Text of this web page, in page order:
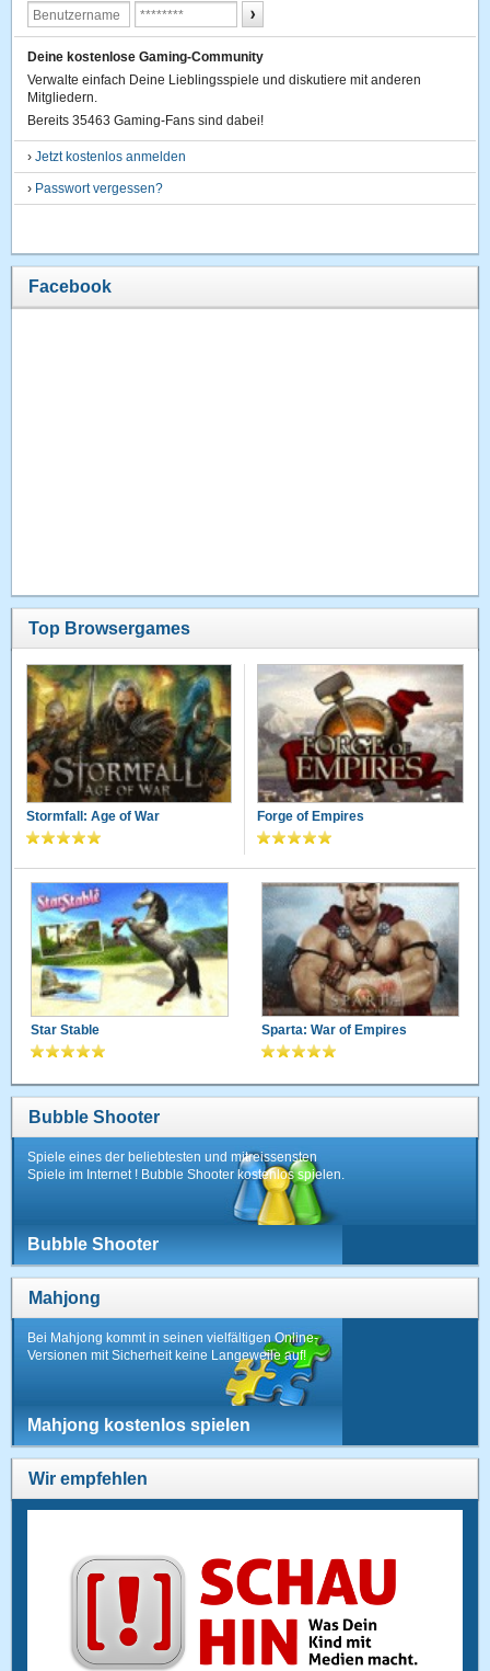
Deine kostenlose Gaming-Community
Verwalte einfach Deine Lieblingsspiele und diskutiere mit anderen
Mitgliedern.
Bereits 35463 Gaming-Fans sind dabei!
›Jetzt kostenlos anmelden
› Passwort vergessen?
Facebook
Top Browsergames
Stormfall: Age of War Forge of Empires
Star Stable Sparta: War of Empires
Bubble Shooter
Spiele eines der beliebtesten und mitreissensten
Spiele im Internet ! Bubble Shooter kostenlos spielen.
Bubble Shooter
Mahjong
Bei Mahjong kommt in seinen vielfältigen Online-
Versionen mit Sicherheit keine Langeweile auf!
Mahjong kostenlos spielen
Wir empfehlen